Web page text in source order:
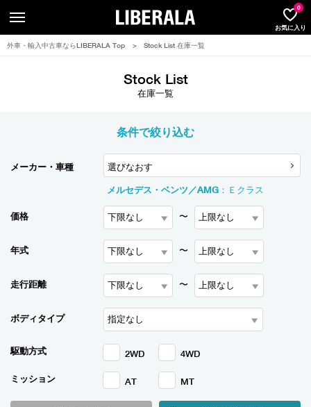
お気に入り
0
外車・輸入中古車ならLIBERALA Top > Stock List 在庫一覧
Stock List
在庫一覧
条件で絞り込む
メーカー・車種 選びなおす
メルセデス・ベンツ／AMG ： Ｅクラス
価格 〜
年式 〜
走行距離 〜
ボディタイプ
駆動方式 2WD 4WD
ミッション AT MT